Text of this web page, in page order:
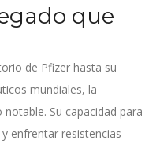
que
de Pfizer hasta su
mundiales, la
Su capacidad para
enfrentar resistencias